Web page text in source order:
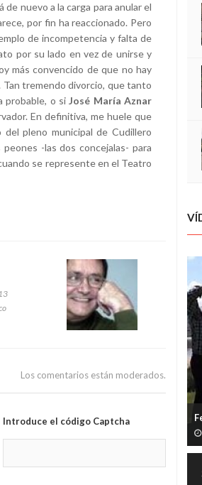
de nuevo a la carga para anular el
por fin ha reaccionado. Pero
de incompetencia y falta de
por su lado en vez de unirse y
más convencido de que no hay
Tan tremendo divorcio, que tanto
probable, o siJosé María Aznar
En definitiva, me huele que
pleno municipal de Cudillero
-las dos concejalas- para
se represente en el Teatro
Los comentarios están moderados.
Introduce el código Captcha